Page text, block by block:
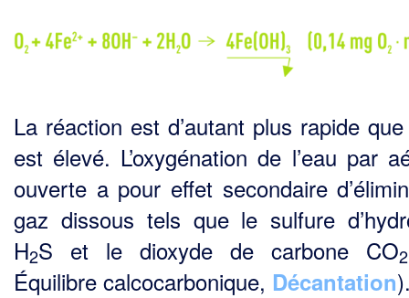
La réaction est d’autant plus rapide
est élevé. L’oxygénation de l’eau par
ouverte a pour effet secondaire
gaz dissous tels que le sulfure
H2S et le dioxyde de carbone CO
Équilibre calcocarbonique, Décantation